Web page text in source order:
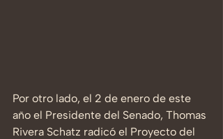
Por otro lado, el 2 de enero de este
año el Presidente del Senado, Thomas
Rivera Schatz radicó el Proyecto del